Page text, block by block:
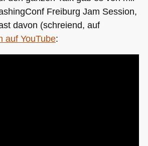
Freiburg Jam Session,
davon (schreiend, auf
auf YouTube: